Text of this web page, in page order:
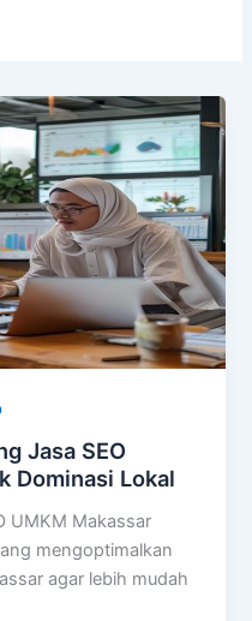
Jasa SEO
Dominasi Lokal
UMKM Makassar
mengoptimalkan
agar lebih mudah